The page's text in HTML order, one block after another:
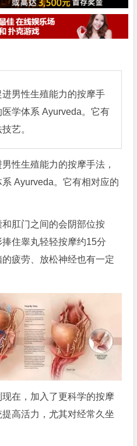
男性生殖能力的按摩手
学体系 Ayurveda。它有
艺。
性生殖能力的按摩手法，
Ayurveda。它有相对应的
肛门之间的会阴部位按
住睾丸轻轻按摩约15分
疲劳、放松神经也有一定
在，加入了更科学的按摩
高活力，尤其对经常久坐